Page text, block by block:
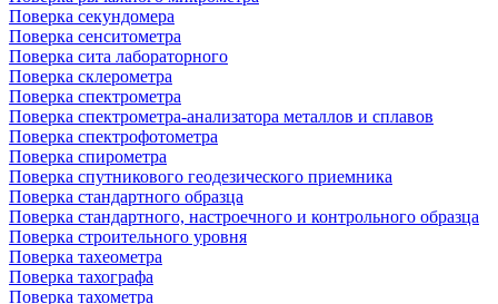
Поверка секундомера
Поверка сенситометра
Поверка сита лабораторного
Поверка склерометра
Поверка спектрометра
Поверка спектрометра-анализатора металлов и сплавов
Поверка спектрофотометра
Поверка спирометра
Поверка спутникового геодезического приемника
Поверка стандартного образца
Поверка стандартного, настроечного и контрольного образца
Поверка строительного уровня
Поверка тахеометра
Поверка тахографа
Поверка тахометра